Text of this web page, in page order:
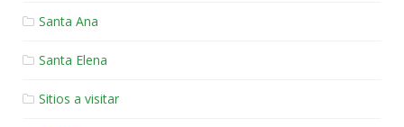
Santa Ana
Santa Elena
Sitios a visitar